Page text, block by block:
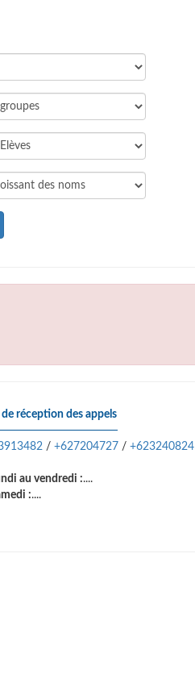
de réception des appels
/ +627204727 / +623240824
au vendredi :....
:....